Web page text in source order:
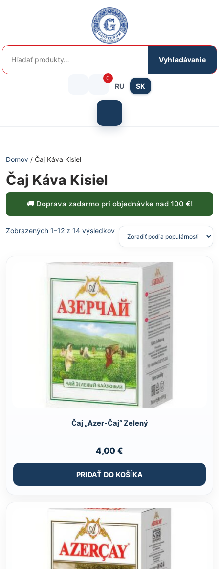
Hľadať:
Vyhľadávanie
Prihlásenie
košík
0
RU SK
menu
Domov / Čaj Káva Kisiel
Čaj Káva Kisiel
🚚 Doprava zadarmo pri objednávke nad 100 €!
Zobrazených 1–12 z 14 výsledkov
Čaj „Azer-Čaj“ Zelený
4,00 €
PRIDAŤ DO KOŠÍKA